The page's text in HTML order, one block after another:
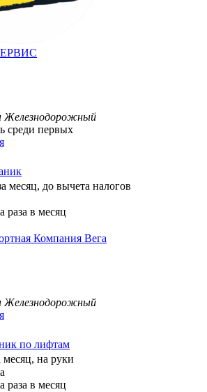
Железнодорожный
среди первых
месяц, до вычета налогов
в месяц
Компания Вега
Железнодорожный
по лифтам
месяц, на руки
в месяц